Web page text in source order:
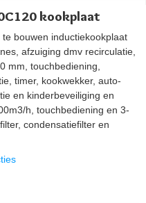
kookplaat
bouwen inductiekookplaat
afzuiging dmv recirculatie,
mm, touchbediening,
timer, kookwekker, auto-
en kinderbeveiliging en
h, touchbediening en 3-
condensatiefilter en